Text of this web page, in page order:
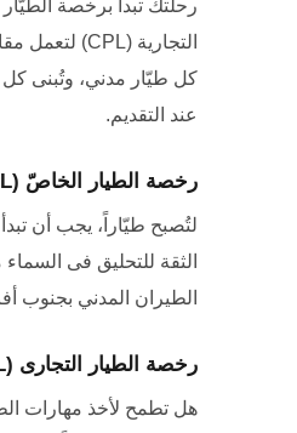
رحلتك تبدأ برخصة
التجارية (CPL) لتعمل
كل طيّار مدني، وتُبنى كل
عند التقديم.
رخصة الطيار الخاصّ
لتُصبح طيّاراً، يجب أن
الثقة للتحليق فى
الطيران المدني بجنوب
رخصة الطيار التجارى
هل تطمح لأخذ مهارات